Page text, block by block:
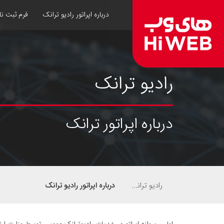
درباره اپراتور رادیو ترانک فرم ثبت
رادیو ترانک
درباره اپراتور ترانک
رادیو ترانک عمومی درباره اپراتور رادیو ترانک